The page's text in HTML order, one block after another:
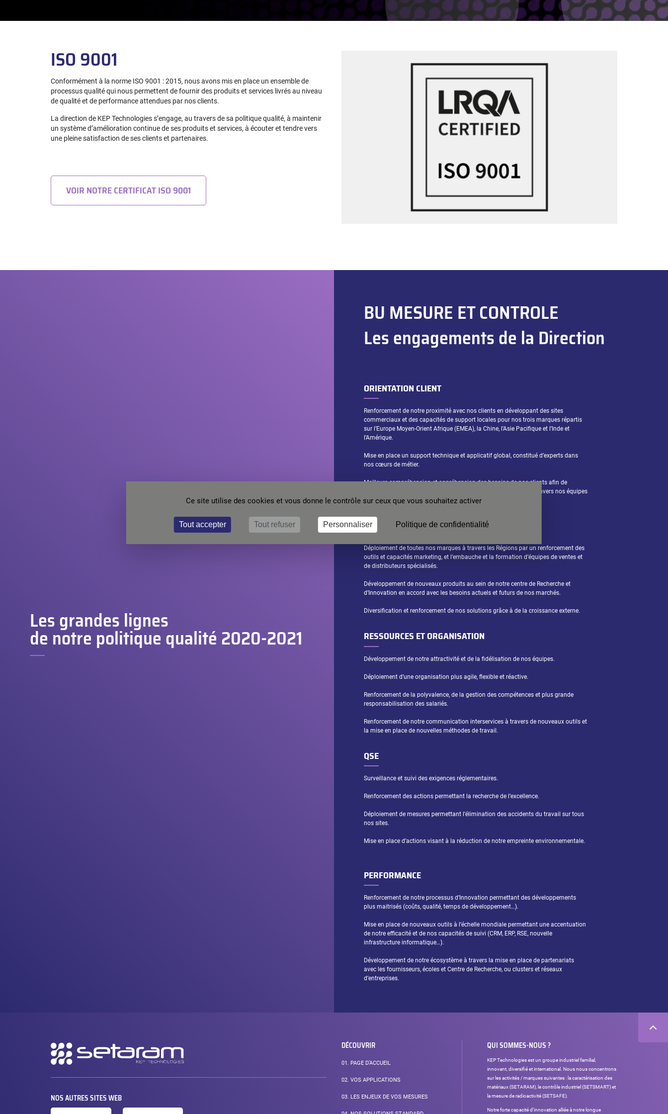
ISO 9001
Conformément à la norme ISO 9001 : 2015, nous avons mis en place un ensemble de
processus qualité qui nous permettent de fournir des produits et services livrés au niveau
de qualité et de performance attendues par nos clients.
La direction de KEP Technologies s’engage, au travers de sa politique qualité, à maintenir
un système d’amélioration continue de ses produits et services, à écouter et tendre vers
une pleine satisfaction de ses clients et partenaires.
VOIR NOTRE CERTIFICAT ISO 9001
Les grandes lignes
de notre politique qualité 2020-2021
BU MESURE ET CONTROLE
Les engagements de la Direction
ORIENTATION CLIENT
Renforcement de notre proximité avec nos clients en développant des sites
commerciaux et des capacités de support locales pour nos trois marques répartis
sur l’Europe Moyen-Orient Afrique (EMEA), la Chine, l’Asie Pacifique et l’Inde et
l’Amérique.
Mise en place un support technique et applicatif global, constitué d’experts dans
nos cœurs de métier.
Meilleure compréhension et appréhension des besoins de nos clients afin de
développer des solutions clés en main adaptées à leur besoin, à travers nos équipes
Engineering et Développement Spéciaux.
CROISSANCE
Déploiement de toutes nos marques à travers les Régions par un renforcement des
outils et capacités marketing, et l’embauche et la formation d’équipes de ventes et
de distributeurs spécialisés.
Développement de nouveaux produits au sein de notre centre de Recherche et
d’Innovation en accord avec les besoins actuels et futurs de nos marchés.
Diversification et renforcement de nos solutions grâce à de la croissance externe.
RESSOURCES ET ORGANISATION
Développement de notre attractivité et de la fidélisation de nos équipes.
Déploiement d’une organisation plus agile, flexible et réactive.
Renforcement de la polyvalence, de la gestion des compétences et plus grande
responsabilisation des salariés.
Renforcement de notre communication interservices à travers de nouveaux outils et
la mise en place de nouvelles méthodes de travail.
QSE
Surveillance et suivi des exigences réglementaires.
Renforcement des actions permettant la recherche de l’excellence.
Déploiement de mesures permettant l’élimination des accidents du travail sur tous
nos sites.
Mise en place d’actions visant à la réduction de notre empreinte environnementale.
PERFORMANCE
Renforcement de notre processus d’Innovation permettant des développements
plus maitrisés (coûts, qualité, temps de développement…).
Mise en place de nouveaux outils à l’échelle mondiale permettant une accentuation
de notre efficacité et de nos capacités de suivi (CRM, ERP, RSE, nouvelle
infrastructure informatique…).
Développement de notre écosystème à travers la mise en place de partenariats
avec les fournisseurs, écoles et Centre de Recherche, ou clusters et réseaux
d’entreprises.
Navigation
secondaire
DÉCOUVRIR
01. PAGE D’ACCUEIL
02. VOS APPLICATIONS
03. LES ENJEUX DE VOS MESURES
NOS AUTRES SITES WEB
QUI SOMMES-NOUS ?
KEP Technologies est un groupe industriel familial,
innovant, diversifié et international. Nous nous concentrons
sur les activités / marques suivantes : la caractérisation des
matériaux (SETARAM), le contrôle industriel (SETSMART) et
la mesure de radioactivité (SETSAFE).
Notre forte capacité d’innovation alliée à notre longue
Ce site utilise des cookies et vous donne le contrôle sur ceux que vous souhaitez activer
Tout accepter Tout refuser Personnaliser Politique de confidentialité